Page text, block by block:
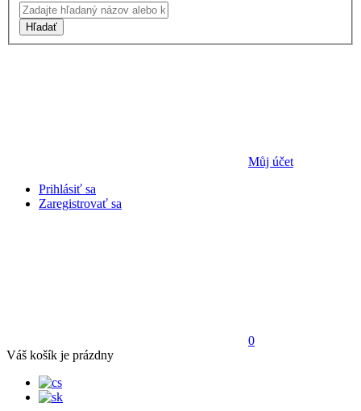
Hľadať
Můj účet
Prihlásiť sa
Zaregistrovať sa
0
Váš košík je prázdny